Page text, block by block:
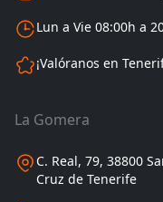
Lun a Vie 08:00h a
¡Valóranos en
La Gomera
C. Real, 79, 38800
Cruz de Tenerife